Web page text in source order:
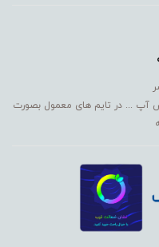
آپ ... در تایم های معمول بصورت